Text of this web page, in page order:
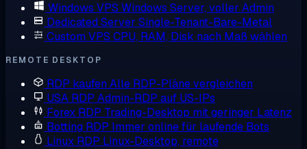
Windows VPS Windows Server, voller Admin
Dedicated Server Single-Tenant-Bare-Metal
Custom VPS CPU, RAM, Disk nach Maß wählen
REMOTE DESKTOP
RDP kaufen Alle RDP-Pläne vergleichen
USA RDP Admin-RDP auf US-IPs
Forex RDP Trading-Desktop mit geringer Latenz
Botting RDP Immer online für laufende Bots
Linux RDP Linux-Desktop, remote